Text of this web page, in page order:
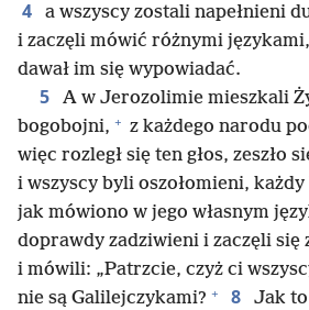
4 a wszyscy zostali napełnieni
i zaczęli mówić różnymi językami,
dawał im się wypowiadać.
5 A w Jerozolimie mieszkali
bogobojni, + z każdego narodu
więc rozległ się ten głos, zeszło
i wszyscy byli oszołomieni, każdy
jak mówiono w jego własnym
doprawdy zadziwieni i zaczęli się
i mówili: „Patrzcie, czyż ci
nie są Galilejczykami? + 8
Jak